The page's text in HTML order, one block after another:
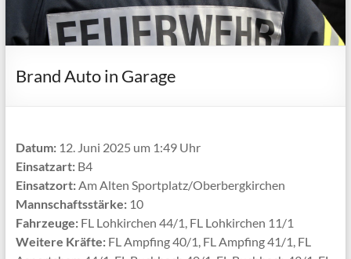
löschen
bergen
Brand Auto in Garage
Datum:12. Juni 2025 um 1:49 Uhr
Einsatzart:B4
Einsatzort:Am Alten Sportplatz/Oberbergkirchen
Mannschaftsstärke:10
Fahrzeuge:FL Lohkirchen 44/1, FL Lohkirchen 11/1
Weitere Kräfte:FL Ampfing 40/1, FL Ampfing 41/1, FL